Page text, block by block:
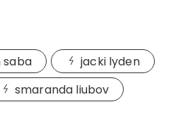
saba
jacki lyden
smaranda liubov